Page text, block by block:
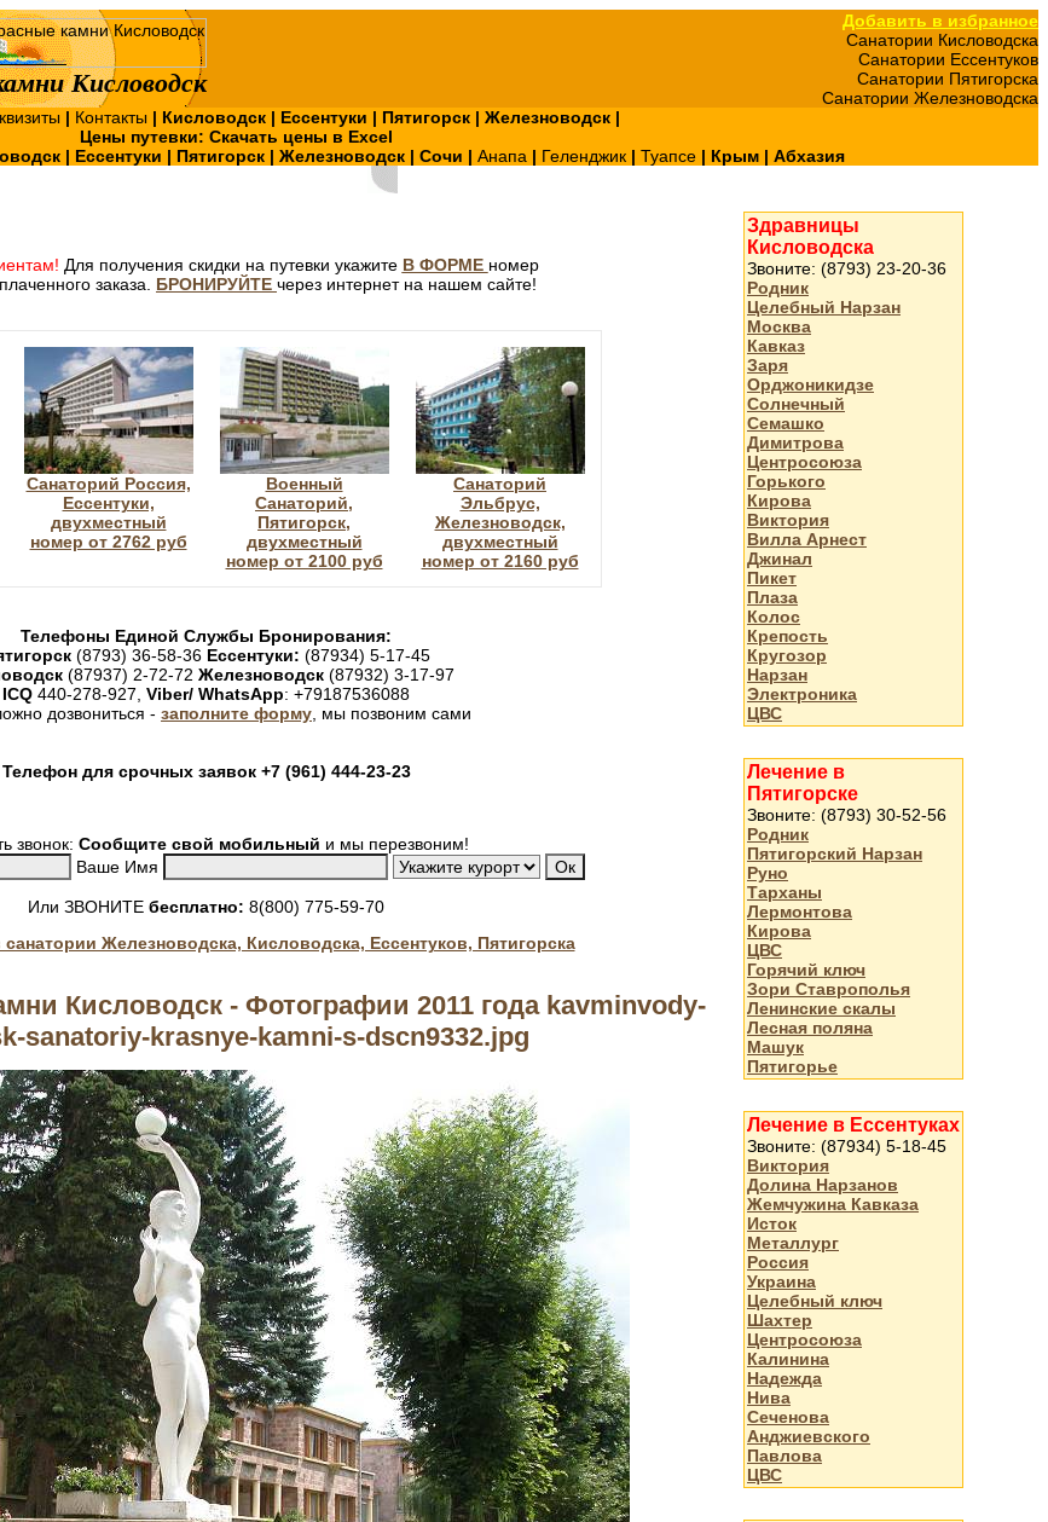
Кисловодск
Добавить в избранное
Санатории Кисловодска
Санатории Ессентуков
Санатории Пятигорска
Санатории Железноводска
| Контакты | Кисловодск| Ессентуки | Пятигорск| Железноводск|
Цены путевки: Скачать цены в Excel
| Ессентуки | Пятигорск | Железноводск | Сочи | Анапа | Геленджик | Туапсе | Крым | Абхазия
Для получения скидки на путевки укажите В ФОРМЕ номер
заказа. БРОНИРУЙТЕ через интернет на нашем сайте!
Санаторий Россия,
Ессентуки,
двухместный
номер от 2762 руб
Военный
Санаторий,
Пятигорск,
двухместный
номер от 2100 руб
Санаторий
Эльбрус,
Железноводск,
двухместный
номер от 2160 руб
Телефоны Единой Службы Бронирования:
(8793) 36-58-36 Ессентуки: (87934) 5-17-45
(87937) 2-72-72 Железноводск(87932) 3-17-97
ICQ 440-278-927, Viber/ WhatsApp: +79187536088
дозвониться - заполните форму , мы позвоним сами
Телефон для срочных заявок +7 (961) 444-23-23
звонок: Сообщите свой мобильный и мы перезвоним!
Ваше Имя
Или ЗВОНИТЕ бесплатно: 8(800) 775-59-70
Железноводска, Кисловодска, Ессентуков, Пятигорска
Кисловодск - Фотографии 2011 года kavminvody-
sanatoriy-krasnye-kamni-s-dscn9332.jpg
Здравницы
Кисловодска
Звоните: (8793) 23-20-36
Родник
Целебный Нарзан
Москва
Кавказ
Заря
Орджоникидзе
Солнечный
Семашко
Димитрова
Центросоюза
Горького
Кирова
Виктория
Вилла Арнест
Джинал
Пикет
Плаза
Колос
Крепость
Кругозор
Нарзан
Электроника
ЦВС
Лечение в
Пятигорске
Звоните: (8793) 30-52-56
Родник
Пятигорский Нарзан
Руно
Тарханы
Лермонтова
Кирова
ЦВС
Горячий ключ
Зори Ставрополья
Ленинские скалы
Лесная поляна
Машук
Пятигорье
Лечение в Ессентуках
Звоните: (87934) 5-18-45
Виктория
Долина Нарзанов
Жемчужина Кавказа
Исток
Металлург
Россия
Украина
Целебный ключ
Шахтер
Центросоюза
Калинина
Надежда
Нива
Сеченова
Анджиевского
Павлова
ЦВС